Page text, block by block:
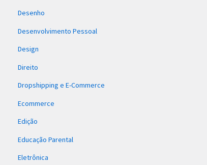
Desenho
Desenvolvimento Pessoal
Design
Direito
Dropshipping e E-Commerce
Ecommerce
Edição
Educação Parental
Eletrônica